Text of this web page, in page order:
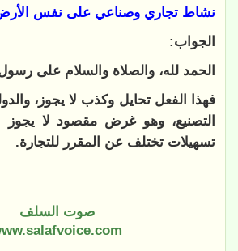
نشاط تجاري وصناعي على نفس
الجواب:
الحمد لله، والصلاة والسلام على رسول
فهذا الفعل تحايل وكذب لا يجوز،
التصنيع، وهو غرض مقصود لا يجوز
تسهيلات تختلف عن المقرر للتجارة.
صوت السلف